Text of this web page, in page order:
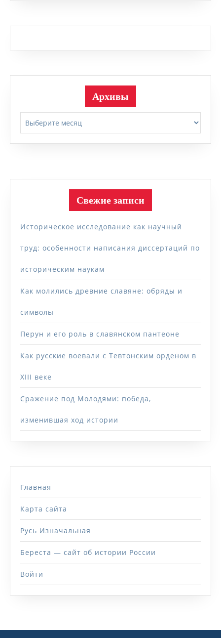
Архивы
Свежие записи
Историческое исследование как научный
труд: особенности написания диссертаций по
историческим наукам
Как молились древние славяне: обряды и
символы
Перун и его роль в славянском пантеоне
Как русские воевали с Тевтонским орденом в
XIII веке
Сражение под Молодями: победа,
изменившая ход истории
Главная
Карта сайта
Русь Изначальная
Береста — сайт об истории России
Войти